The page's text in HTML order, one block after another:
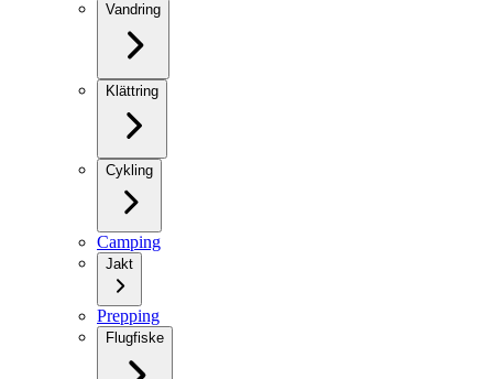
Vandring
Klättring
Cykling
Camping
Jakt
Prepping
Flugfiske